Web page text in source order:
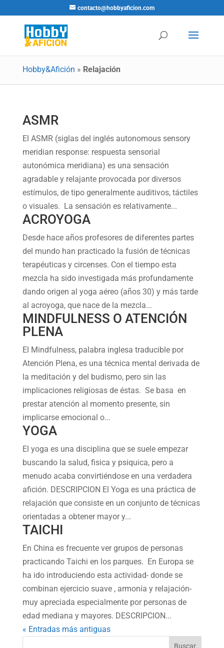
contacto@hobbyaficion.com
Hobby&Afición » Relajación
ASMR
El ASMR (siglas del inglés autonomous sensory
meridian response: respuesta sensorial
autonómica meridiana) es una sensación
agradable y relajante provocada por diversos
estímulos, de tipo generalmente auditivos, táctiles
o visuales. La sensación es relativamente...
ACROYOGA
Desde hace años profesores de diferentes partes
del mundo han practicado la fusión de técnicas
terapéuticas y circenses. Con el tiempo esta
mezcla ha sido investigada más profundamente
dando origen al yoga aéreo (años 30) y más tarde
al acroyoga, que nace de la mezcla...
MINDFULNESS O ATENCIÓN
PLENA
El Mindfulness, palabra inglesa traducible por
Atención Plena, es una técnica mental derivada de
la meditación y del budismo, pero sin las
implicaciones religiosas de éstas. Se basa en
prestar atención al momento presente, sin
implicarse emocional o...
YOGA
El yoga es una disciplina que se suele empezar
buscando la salud, fisica y psiquica, pero a
menudo acaba convirtiéndose en una verdadera
afición. DESCRIPCION El Yoga es una práctica de
relajación que consiste en un conjunto de técnicas
orientadas a obtener mayor y...
TAICHI
En China es frecuente ver grupos de personas
practicando Taichi en los parques. En Europa se
ha ido introduciendo esta actividad- donde se
combinan ejercicio suave , armonía y relajación-
muy apreciada especialmente por personas de
edad mediana y mayores. DESCRIPCION...
« Entradas más antiguas